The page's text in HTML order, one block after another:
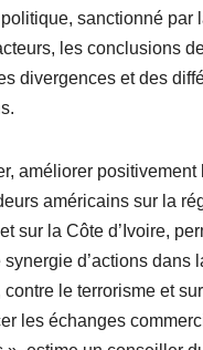
sanctionné par
les conclusions
divergences et des
améliorer positivement
américains sur la
sur la Côte d’Ivoire,
d’actions dans
contre le terrorisme et
les échanges